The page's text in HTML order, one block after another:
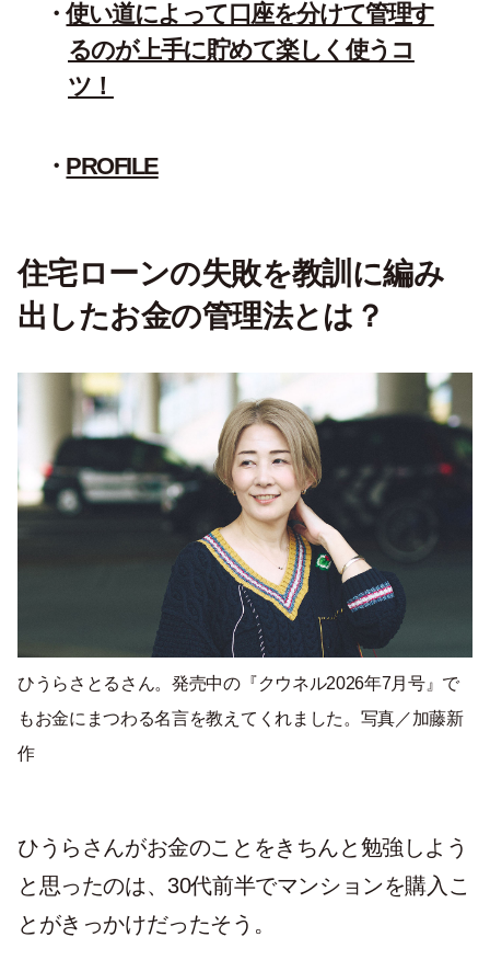
使い道によって口座を分けて管理す
るのが上手に貯めて楽しく使うコ
ツ！
PROFILE
住宅ローンの失敗を教訓に編み
出したお金の管理法とは？
ひうらさとるさん。発売中の『クウネル2026年7月号』で
もお金にまつわる名言を教えてくれました。写真／加藤新
作
ひうらさんがお金のことをきちんと勉強しよう
と思ったのは、30代前半でマンションを購入こ
とがきっかけだったそう。